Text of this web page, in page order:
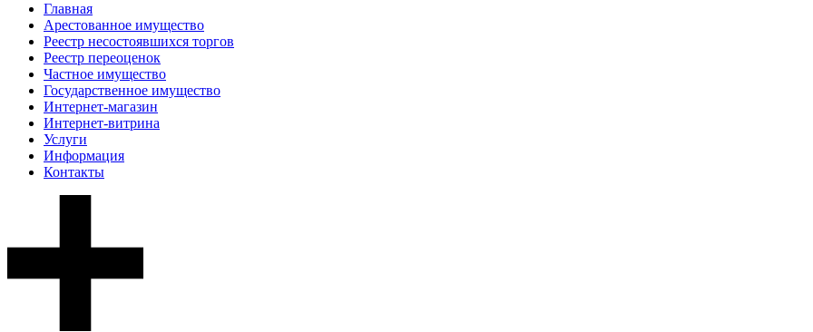
Главная
Арестованное имущество
Реестр несостоявшихся торгов
Реестр переоценок
Частное имущество
Государственное имущество
Интернет-магазин
Интернет-витрина
Услуги
Информация
Контакты